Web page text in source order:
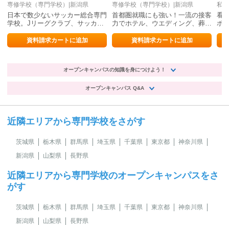
専修学校（専門学校）|新潟県
日本で数少ないサッカー総合専門
学校。Jリーグクラブ、サッカー
業界の就職に強い！
資料請求カートに追加
専修学校（専門学校）|新潟県
首都圏就職にも強い！一流の接客
力でホテル、ウエディング、葬祭
業界のスペシャリストを目指そ
資料請求カートに追加
私
看
ポ
オープンキャンパスの知識を身につけよう！
オープンキャンパス Q&A
近隣エリアから専門学校をさがす
茨城県 栃木県 群馬県 埼玉県 千葉県 東京都
神奈川県
新潟県
山梨県 長野県
近隣エリアから専門学校のオープンキャンパスをさ
がす
茨城県 栃木県 群馬県 埼玉県 千葉県 東京都
神奈川県
新潟県
山梨県 長野県